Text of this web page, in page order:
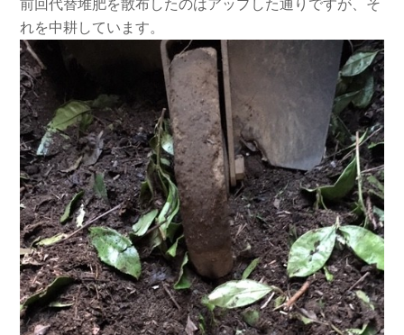
前回代替堆肥を散布したのはアップした通りですが、そ
れを中耕しています。